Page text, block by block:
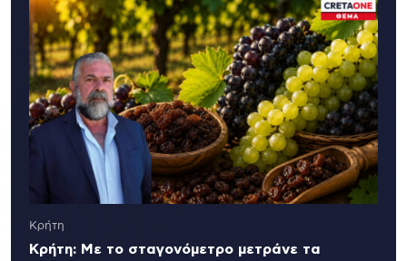
Κρήτη
Κρήτη: Με το σταγονόμετρο μετράνε τα